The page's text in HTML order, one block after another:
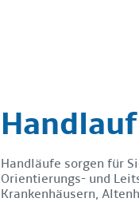
Handlauf
Handläufe sorgen für
Orientierungs- und
Krankenhäusern,